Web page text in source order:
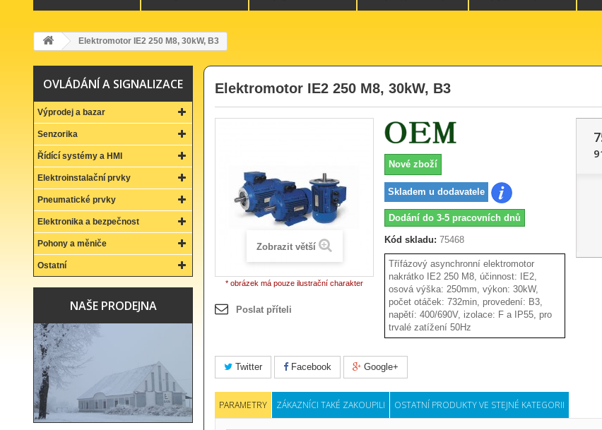
Elektromotor IE2 250 M8, 30kW, B3
OVLÁDÁNÍ A SIGNALIZACE
Výprodej a bazar
Senzorika
Řídící systémy a HMI
Elektroinstalační prvky
Pneumatické prvky
Elektronika a bezpečnost
Pohony a měniče
Ostatní
NAŠE PRODEJNA
Elektromotor IE2 250 M8, 30kW, B3
Zobrazit větší
* obrázek má pouze ilustrační charakter
Poslat příteli
Nové zboží
Skladem u dodavatele
Dodání do 3-5 pracovních dnů
Kód skladu: 75468
Třífázový asynchronní elektromotor
nakrátko IE2 250 M8, účinnost: IE2,
osová výška: 250mm, výkon: 30kW,
počet otáček: 732min, provedení: B3,
napětí: 400/690V, izolace: F a IP55, pro
trvalé zatížení 50Hz
Twitter Facebook Google+
PARAMETRY ZÁKAZNÍCI TAKÉ ZAKOUPILI OSTATNÍ PRODUKTY VE STEJNÉ KATEGORII